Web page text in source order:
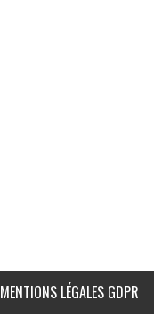
MENTIONS LÉGALES GDPR